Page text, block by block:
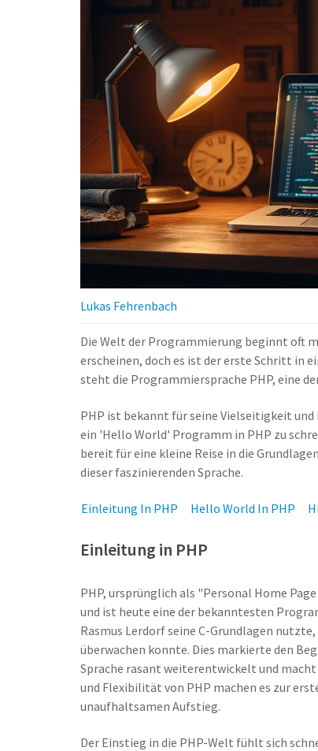
Lukas Fehrenbach
Die Welt der Programmierung beginnt oft
erscheinen, doch es ist der erste Schritt in
steht die Programmiersprache PHP, eine
PHP ist bekannt für seine Vielseitigkeit
ein 'Hello World' Programm in PHP zu
bereit für eine kleine Reise in die
dieser faszinierenden Sprache.
Einleitung In PHP Hello World In PHP
Einleitung in PHP
PHP, ursprünglich als "Personal Home
und ist heute eine der bekanntesten
Rasmus Lerdorf seine C-Grundlagen
überwachen konnte. Dies markierte den
Sprache rasant weiterentwickelt und
und Flexibilität von PHP machen es zur
unaufhaltsamen Aufstieg.
Der Einstieg in die PHP-Welt fühlt sich